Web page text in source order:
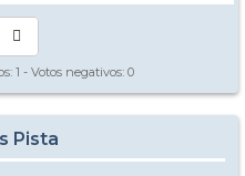
1 - Votos negativos: 0
Pista